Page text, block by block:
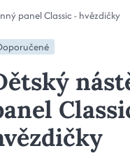
panel Classic - hvězdičky